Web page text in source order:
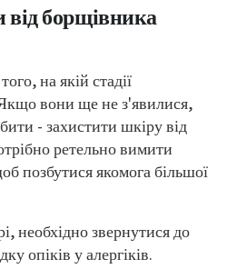
від борщівника
на якій стадії
вони ще не з'явилися,
- захистити шкіру від
ретельно вимити
позбутися якомога більшої
необхідно звернутися до
опіків у алергіків.